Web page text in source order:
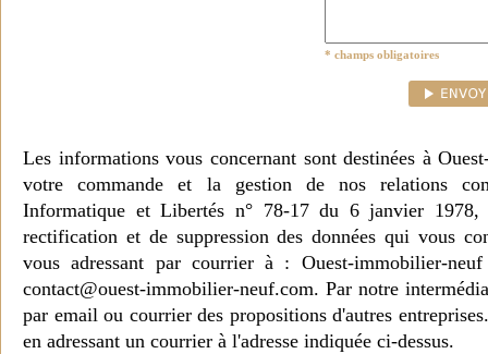
* champs obligatoires
Les informations vous concernant sont destinées à
votre commande et la gestion de nos relations
Informatique et Libertés n° 78-17 du 6 janvier 1978,
rectification et de suppression des données qui vous
vous adressant par courrier à : Ouest-immobilier-
contact@ouest-immobilier-neuf.com. Par notre
par email ou courrier des propositions d'autres
en adressant un courrier à l'adresse indiquée ci-dessus.